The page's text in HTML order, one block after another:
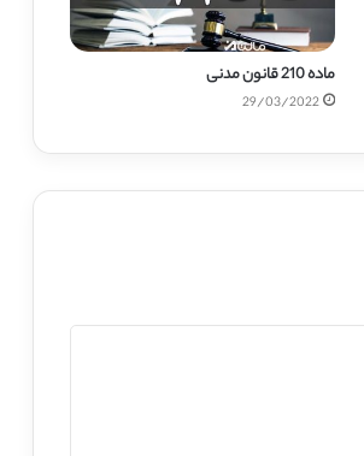
ماده 210 قانون مدنی
29/03/2022